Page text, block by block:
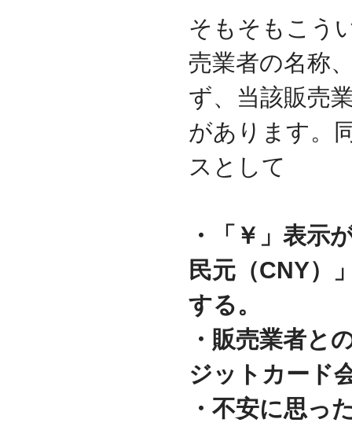
そもそもこう
売業者の名称
ず、当該販売
があります。
スとして
・「￥」表示
民元（CNY）
する。
・販売業者と
ジットカード
・不安に思っ